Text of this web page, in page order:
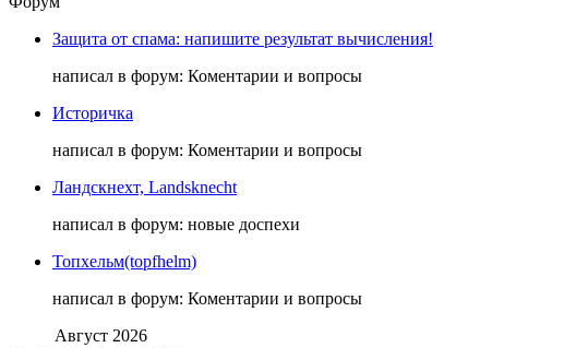
Защита от спама: напишите результат вычисления!
написал в форум: Коментарии и вопросы
Историчка
написал в форум: Коментарии и вопросы
Ландскнехт, Landsknecht
написал в форум: новые доспехи
Топхельм(topfhelm)
написал в форум: Коментарии и вопросы
Август 2026